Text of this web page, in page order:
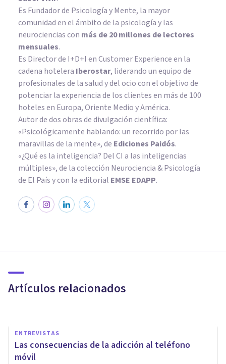
Es Fundador de Psicología y Mente, la mayor
comunidad en el ámbito de la psicología y las
neurociencias con más de 20 millones de lectores
mensuales.
Es Director de I+D+I en Customer Experience en la
cadena hotelera Iberostar, liderando un equipo de
profesionales de la salud y del ocio con el objetivo de
potenciar la experiencia de los clientes en más de 100
hoteles en Europa, Oriente Medio y América.
Autor de dos obras de divulgación científica:
«Psicológicamente hablando: un recorrido por las
maravillas de la mente», de Ediciones Paidós.
«¿Qué es la inteligencia? Del CI a las inteligencias
múltiples», de la colección Neurociencia & Psicología
de El País y con la editorial EMSE EDAPP.
Artículos relacionados
la nueva pandemia»
ENTREVISTAS
Las consecuencias de la adicción al teléfono
móvil